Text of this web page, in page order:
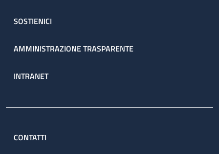
SOSTIENICI
AMMINISTRAZIONE TRASPARENTE
INTRANET
CONTATTI